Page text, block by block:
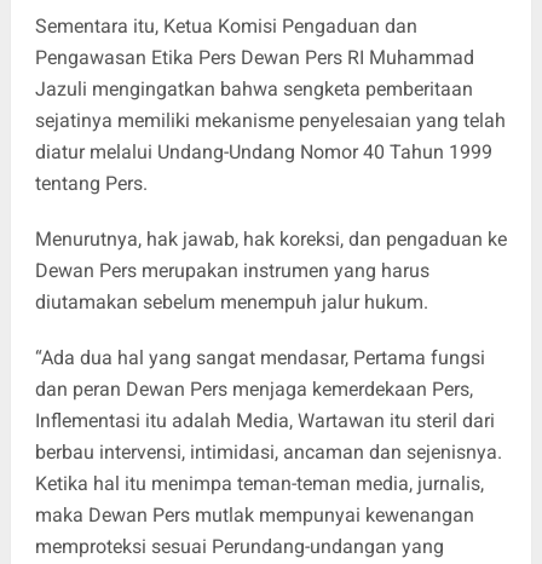
Sementara itu, Ketua Komisi Pengaduan dan
Pengawasan Etika Pers Dewan Pers RI Muhammad
Jazuli mengingatkan bahwa sengketa pemberitaan
sejatinya memiliki mekanisme penyelesaian yang telah
diatur melalui Undang-Undang Nomor 40 Tahun 1999
tentang Pers.
Menurutnya, hak jawab, hak koreksi, dan pengaduan ke
Dewan Pers merupakan instrumen yang harus
diutamakan sebelum menempuh jalur hukum.
“Ada dua hal yang sangat mendasar, Pertama fungsi
dan peran Dewan Pers menjaga kemerdekaan Pers,
Inflementasi itu adalah Media, Wartawan itu steril dari
berbau intervensi, intimidasi, ancaman dan sejenisnya.
Ketika hal itu menimpa teman-teman media, jurnalis,
maka Dewan Pers mutlak mempunyai kewenangan
memproteksi sesuai Perundang-undangan yang